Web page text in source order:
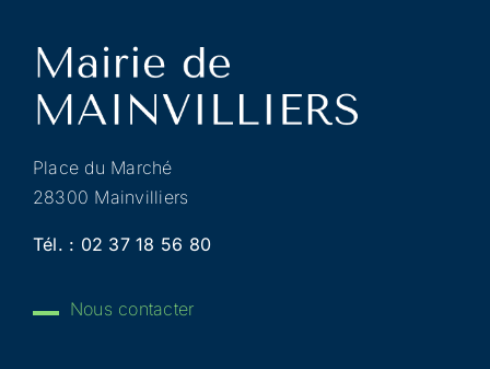
Place du Marché
28300 Mainvilliers
Tél. : 02 37 18 56 80
Nous contacter